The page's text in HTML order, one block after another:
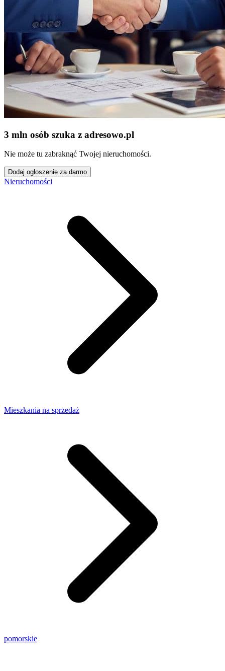
3 mln osób szuka z adresowo.pl
Nie może tu zabraknąć Twojej nieruchomości.
Dodaj ogłoszenie za darmo
Nieruchomości
Mieszkania na sprzedaż
pomorskie